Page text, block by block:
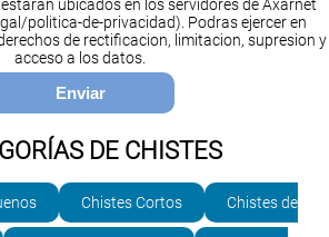
ubicados en los servidores de Axarnet
politica-de-privacidad). Podras ejercer en
de rectificacion, limitacion, supresion y
acceso a los datos.
DE CHISTES
Chistes Cortos Chistes de